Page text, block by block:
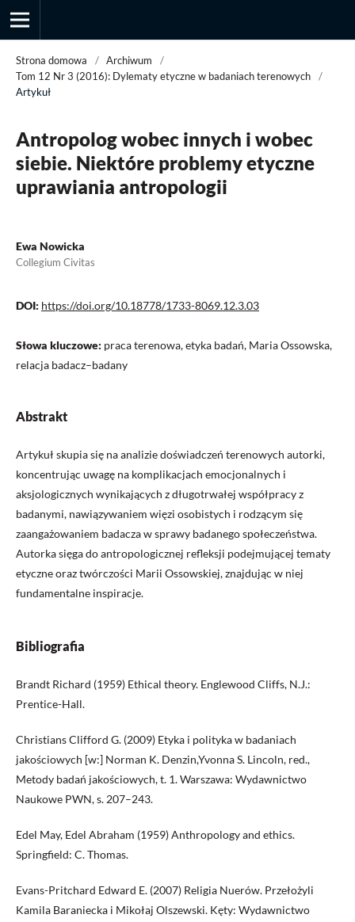
Strona domowa / Archiwum
/
Tom 12 Nr 3 (2016): Dylematy etyczne w badaniach terenowych
/
Artykuł
Antropolog wobec innych i wobec
siebie. Niektóre problemy etyczne
uprawiania antropologii
Ewa Nowicka
Collegium Civitas
DOI: https://doi.org/10.18778/1733-8069.12.3.03
Słowa kluczowe: praca terenowa, etyka badań, Maria Ossowska,
relacja badacz–badany
Abstrakt
Artykuł skupia się na analizie doświadczeń terenowych autorki,
koncentrując uwagę na komplikacjach emocjonalnych i
aksjologicznych wynikających z długotrwałej współpracy z
badanymi, nawiązywaniem więzi osobistych i rodzącym się
zaangażowaniem badacza w sprawy badanego społeczeństwa.
Autorka sięga do antropologicznej refleksji podejmującej tematy
etyczne oraz twórczości Marii Ossowskiej, znajdując w niej
fundamentalne inspiracje.
Bibliografia
Brandt Richard (1959) Ethical theory. Englewood Cliffs, N.J.:
Prentice-Hall.
Christians Clifford G. (2009) Etyka i polityka w badaniach
jakościowych [w:] Norman K. Denzin,Yvonna S. Lincoln, red.,
Metody badań jakościowych, t. 1. Warszawa: Wydawnictwo
Naukowe PWN, s. 207–243.
Edel May, Edel Abraham (1959) Anthropology and ethics.
Springfield: C. Thomas.
Evans-Pritchard Edward E. (2007) Religia Nuerów. Przełożyli
Kamila Baraniecka i Mikołaj Olszewski. Kęty: Wydawnictwo